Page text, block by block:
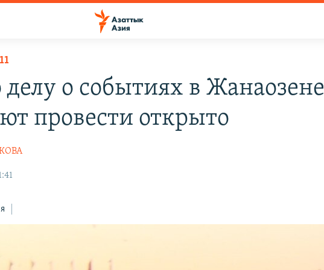
делу о событиях в Жанаозене
провести открыто